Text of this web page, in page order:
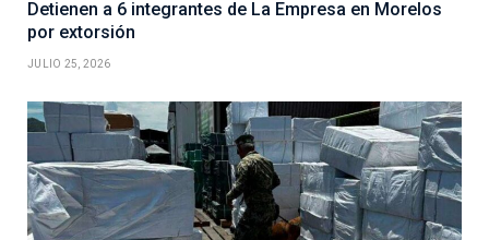
Detienen a 6 integrantes de La Empresa en Morelos
por extorsión
JULIO 25, 2026